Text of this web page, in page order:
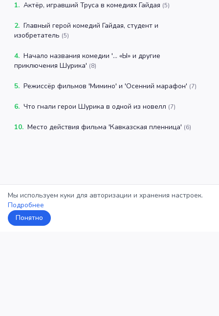
1. Актёр, игравший Труса в комедиях Гайдая (5)
2. Главный герой комедий Гайдая, студент и
изобретатель (5)
4. Начало названия комедии '... «Ы» и другие
приключения Шурика' (8)
5. Режиссёр фильмов 'Мимино' и 'Осенний марафон' (7)
6. Что гнали герои Шурика в одной из новелл (7)
10. Место действия фильма 'Кавказская пленница' (6)
Мы используем куки для авторизации и хранения настроек.
Подробнее
Понятно